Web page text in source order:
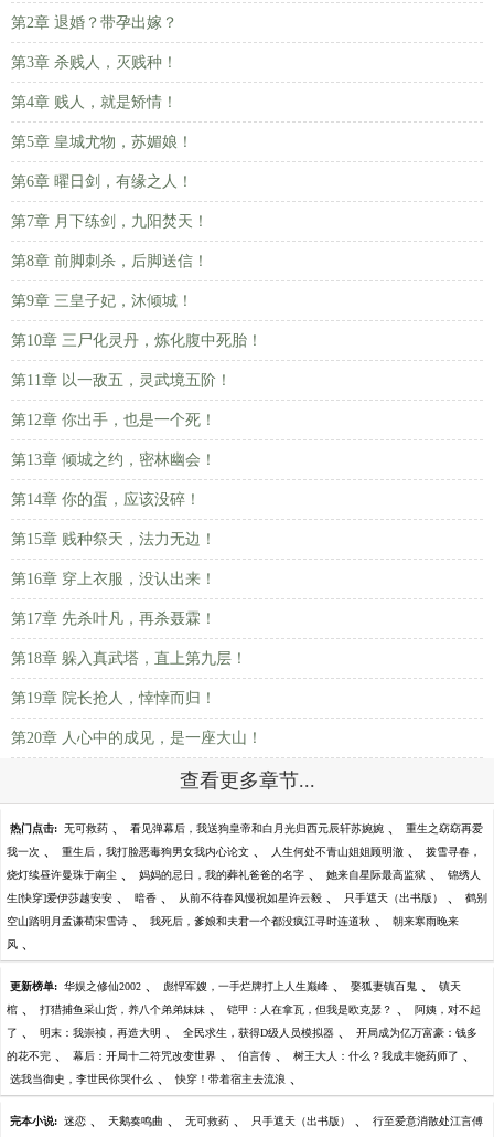
第2章 退婚？带孕出嫁？
第3章 杀贱人，灭贱种！
第4章 贱人，就是矫情！
第5章 皇城尤物，苏媚娘！
第6章 曜日剑，有缘之人！
第7章 月下练剑，九阳焚天！
第8章 前脚刺杀，后脚送信！
第9章 三皇子妃，沐倾城！
第10章 三尸化灵丹，炼化腹中死胎！
第11章 以一敌五，灵武境五阶！
第12章 你出手，也是一个死！
第13章 倾城之约，密林幽会！
第14章 你的蛋，应该没碎！
第15章 贱种祭天，法力无边！
第16章 穿上衣服，没认出来！
第17章 先杀叶凡，再杀聂霖！
第18章 躲入真武塔，直上第九层！
第19章 院长抢人，悻悻而归！
第20章 人心中的成见，是一座大山！
查看更多章节...
热门点击: 无可救药 、 看见弹幕后，我送狗皇帝和白月光归西元辰轩苏婉婉 、 重生之窈窈再爱
我一次 、 重生后，我打脸恶毒狗男女我内心论文 、 人生何处不青山姐姐顾明澈 、 拨雪寻春，
烧灯续昼许曼珠于南尘 、 妈妈的忌日，我的葬礼爸爸的名字 、 她来自星际最高监狱 、 锦绣人
生[快穿]爱伊莎越安安 、 暗香 、 从前不待春风慢祝如星许云毅 、 只手遮天（出书版） 、 鹤别
空山踏明月孟谦荀宋雪诗 、 我死后，爹娘和夫君一个都没疯江寻时连道秋 、 朝来寒雨晚来
风 、
更新榜单: 华娱之修仙2002 、 彪悍军嫂，一手烂牌打上人生巅峰 、 娶狐妻镇百鬼 、 镇天
棺 、 打猎捕鱼采山货，养八个弟弟妹妹 、 铠甲：人在拿瓦，但我是欧克瑟？ 、 阿姨，对不起
了 、 明末：我崇祯，再造大明 、 全民求生，获得D级人员模拟器 、 开局成为亿万富豪：钱多
的花不完 、 幕后：开局十二符咒改变世界 、 伯言传 、 树王大人：什么？我成丰饶药师了 、
选我当御史，李世民你哭什么 、 快穿！带着宿主去流浪 、
完本小说: 迷恋 、 天鹅奏鸣曲 、 无可救药 、 只手遮天（出书版） 、 行至爱意消散处江言傅